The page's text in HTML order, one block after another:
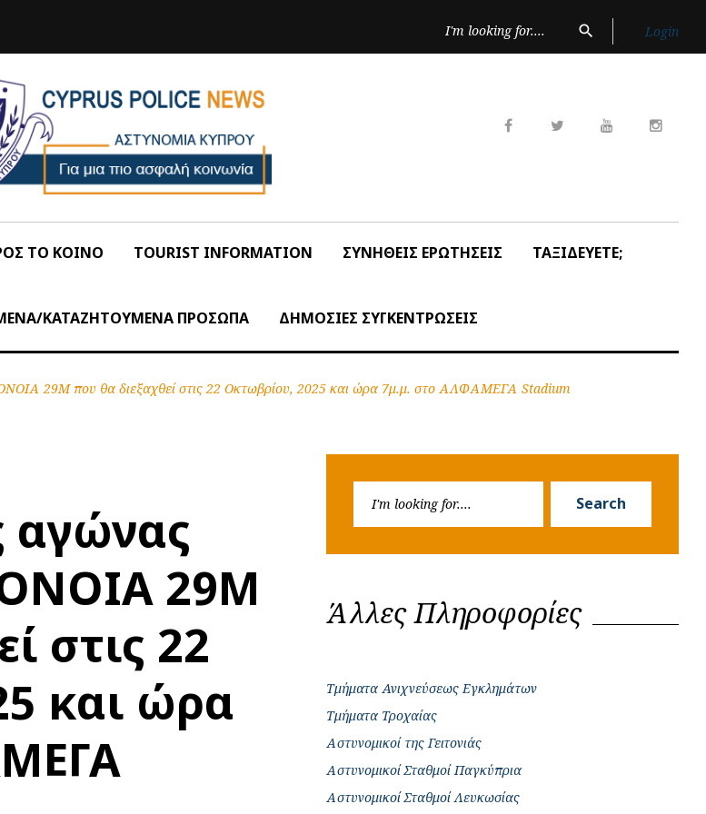
Login
for:
search
ΤΟ ΚΟΙΝΟ TOURIST INFORMATION ΣΥΝΗΘΕΙΣ ΕΡΩΤΗΣΕΙΣ ΤΑΞΙΔΕΥΕΤΕ;
ΚΑΤΑΖΗΤΟΥΜΕΝΑ ΠΡΟΣΩΠΑ ΔΗΜΟΣΙΕΣ ΣΥΓΚΕΝΤΡΩΣΕΙΣ
29Μ που θα διεξαχθεί στις 22 Οκτωβρίου, 2025 και ώρα 7μ.μ. στο ΑΛΦΑΜΕΓΑ Stadium
αγώνας
29Μ
στις 22
και ώρα
Search
Άλλες Πληροφορίες
Τμήματα Ανιχνεύσεως Εγκλημάτων
Τμήματα Τροχαίας
Αστυνομικοί της Γειτονιάς
Αστυνομικοί Σταθμοί Παγκύπρια
Αστυνομικοί Σταθμοί Λευκωσίας